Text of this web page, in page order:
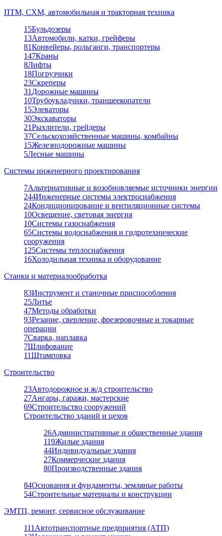
ПТМ, СХМ, автомобильная и тракторная техника
15Бульдозеры
13Автомобили, катки, грейферы
81Конвейеры, рольганги, транспортеры
147Краны
8Лифты
18Погрузчики
23Скреперы
31 Дорожные машины
10Трубоукладчики, траншеекопатели
15Элеваторы
30Экскаваторы
21Рыхлители, грейдеры
37Сельскохозяйственные машины, комбайны
15Железнодорожные машины
5Лесные машины
Системы инженерного проектирования
7Альтернативные и возобновляемые источники энергии
244Инженерные системы электроснабжения
24Кондиционирование и вентиляционные системы
10Освещение, световая энергия
10Системы газоснабжения
65Системы водоснабжения и гидротехнические
сооружения
125Системы теплоснабжения
16Холодильная техника и оборудование
Станки и материалообработка
83Инструмент и станочные приспособления
25Литье
47Методы обработки
93Резание, сверление, фрезеровочные и токарные
операции
7Сварка, наплавка
7Шлифование
11Штамповка
Строительство
23Автодорожное и ж/д строительство
27Ангары, гаражи, мастерские
69Строительство сооружений
Строительство зданий и цехов
26Административные и общественные здания
119Жилые здания
44Индивидуальные здания
27Коммерческие здания
80Производственные здания
84Основания и фундаменты, земляные работы
54Строительные материалы и конструкции
ЭМТП, ремонт, сервисное обслуживание
111 Автотранспортные предприятия (АТП)